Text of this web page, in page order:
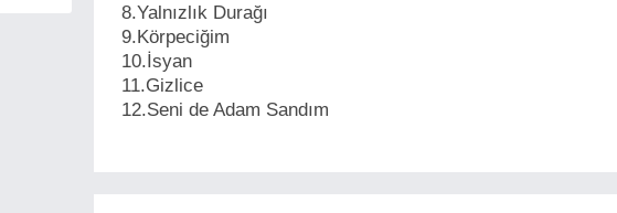
8.Yalnızlık Durağı
9.Körpeciğim
10.İsyan
11.Gizlice
12.Seni de Adam Sandım